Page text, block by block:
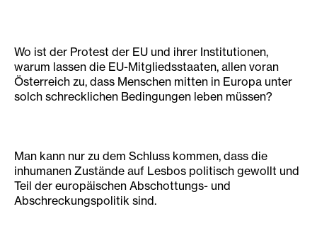
Wo ist der Protest der EU und ihrer Institutionen,
warum lassen die EU-Mitgliedsstaaten, allen voran
Österreich zu, dass Menschen mitten in Europa unter
solch schrecklichen Bedingungen leben müssen?
Man kann nur zu dem Schluss kommen, dass die
inhumanen Zustände auf Lesbos politisch gewollt und
Teil der europäischen Abschottungs- und
Abschreckungspolitik sind.